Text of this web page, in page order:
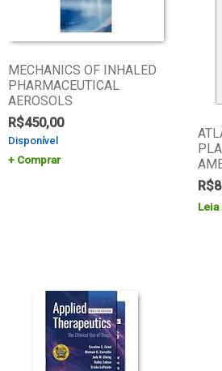
MECHANICS OF INHALED
PHARMACEUTICAL
AEROSOLS
R$450,00
Disponível
Comprar
R$
Leia